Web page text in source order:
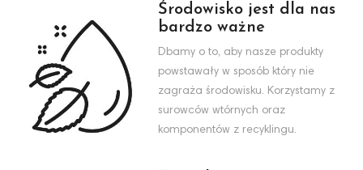
Środowisko jest dla nas
bardzo ważne
Dbamy o to, aby nasze produkty
powstawały w sposób który nie
zagraża środowisku. Korzystamy z
surowców wtórnych oraz
komponentów z recyklingu.